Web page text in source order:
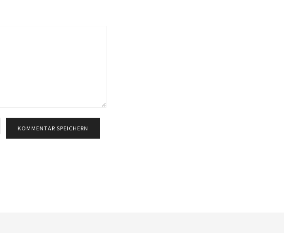
Mail:*